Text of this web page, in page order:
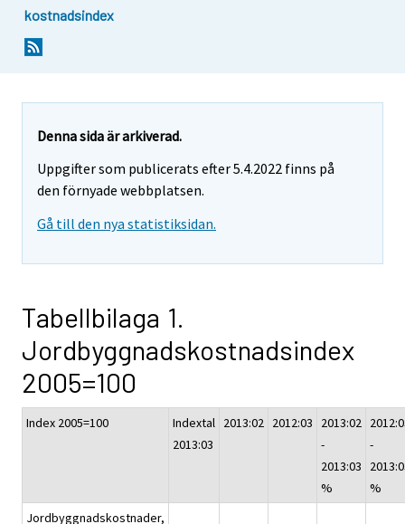
kostnadsindex
Denna sida är arkiverad.
Uppgifter som publicerats efter 5.4.2022 finns på
den förnyade webbplatsen.
Gå till den nya statistiksidan.
Tabellbilaga 1.
Jordbyggnadskostnadsindex
2005=100
Index 2005=100
Indextal
2013:03
2013:02 2012:03
2013:02
-
2013:03
%
-
%
Jordbyggnadskostnader,